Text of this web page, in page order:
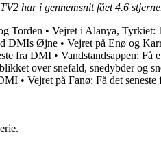
har i gennemsnit fået4.6
Torden • Vejret i Alanya, Tyrkiet:
DMIs Øjne • Vejret på Enø og
fra DMI • Vandstandsappen: Få
over snefald, snedybder og
• Vejret på Fanø: Få det